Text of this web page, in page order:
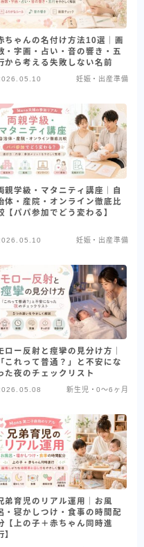
ちゃんの名付け方法10選｜画
・字画・占い・音の響き・五
から考える失敗しない名前
妊娠・出産準備
親学級・マタニティ講座｜自
体・産院・オンライン徹底比
【パパ参加でどう変わる】
妊娠・出産準備
ロー反射と痙攣の見分け方｜
「これって普通？」と不安にな
た夜のチェックリスト
新生児・0〜6ヶ月
弟育児のリアル運用｜お風
・寝かしつけ・食事の時間配
【上の子＋赤ちゃん同時進
】